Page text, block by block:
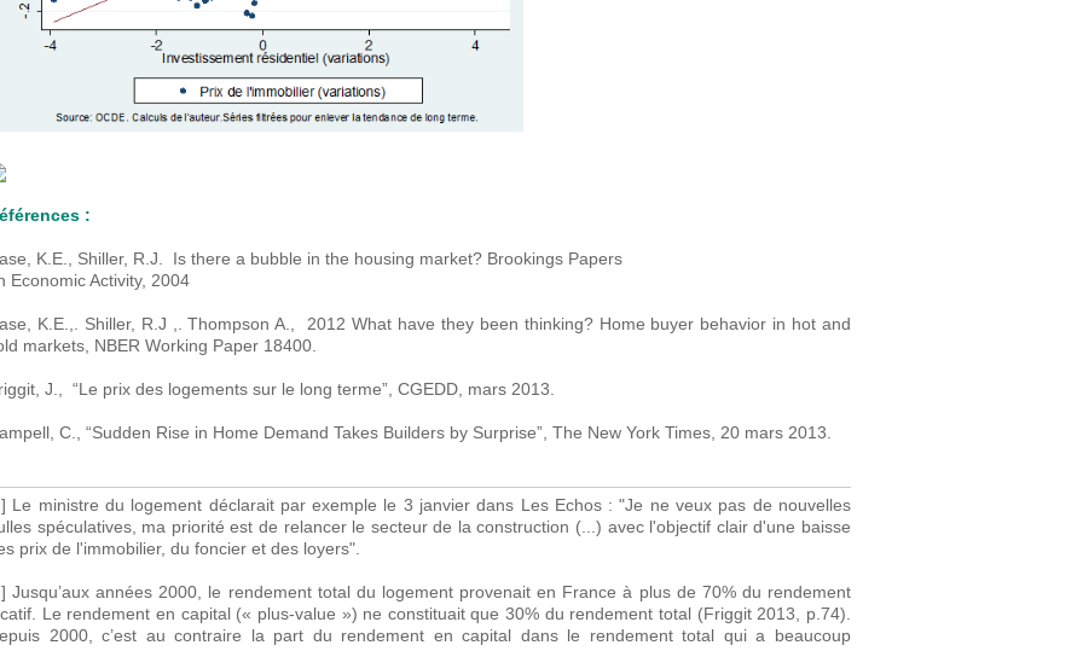
:
K.E., Shiller, R.J. Is there a bubble in the housing market? Brookings Papers
Economic Activity, 2004
K.E.,. Shiller, R.J ,. Thompson A., 2012 What have they been thinking? Home buyer behavior in hot and
markets, NBER Working Paper 18400.
J., “Le prix des logements sur le long terme”, CGEDD, mars 2013.
C., “Sudden Rise in Home Demand Takes Builders by Surprise”, The New York Times, 20 mars 2013.
Le ministre du logement déclarait par exemple le 3 janvier dans Les Echos : "Je ne veux pas de nouvelles
spéculatives, ma priorité est de relancer le secteur de la construction (...) avec l'objectif clair d'une baisse
prix de l'immobilier, du foncier et des loyers".
Jusqu’aux années 2000, le rendement total du logement provenait en France à plus de 70% du rendement
Le rendement en capital (« plus-value ») ne constituait que 30% du rendement total (Friggit 2013, p.74).
2000, c’est au contraire la part du rendement en capital dans le rendement total qui a beaucoup